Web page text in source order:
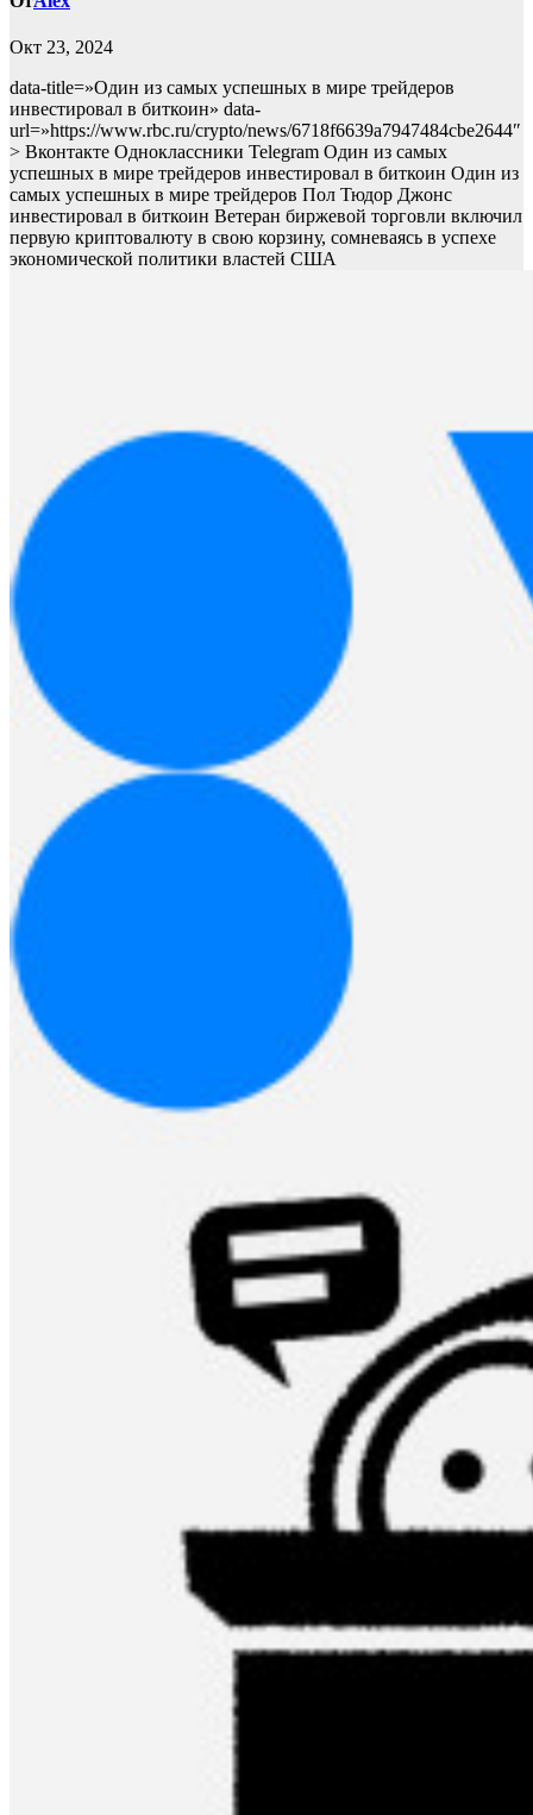
Окт 23, 2024
data-title=»Один из самых успешных в мире трейдеров
инвестировал в биткоин» data-
url=»https://www.rbc.ru/crypto/news/6718f6639a7947484cbe2644″
> Вконтакте Одноклассники Telegram Один из самых
успешных в мире трейдеров инвестировал в биткоин Один из
самых успешных в мире трейдеров Пол Тюдор Джонс
инвестировал в биткоин Ветеран биржевой торговли включил
первую криптовалюту в свою корзину, сомневаясь в успехе
экономической политики властей США